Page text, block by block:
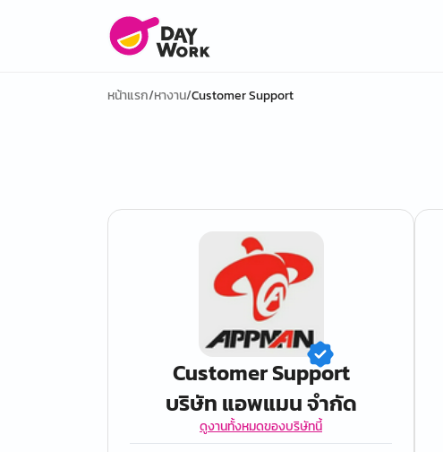
หน้าแรก/หางาน/Customer Support
Customer Support
บริษัท แอพแมน จำกัด
ดูงานทั้งหมดของบริษัทนี้